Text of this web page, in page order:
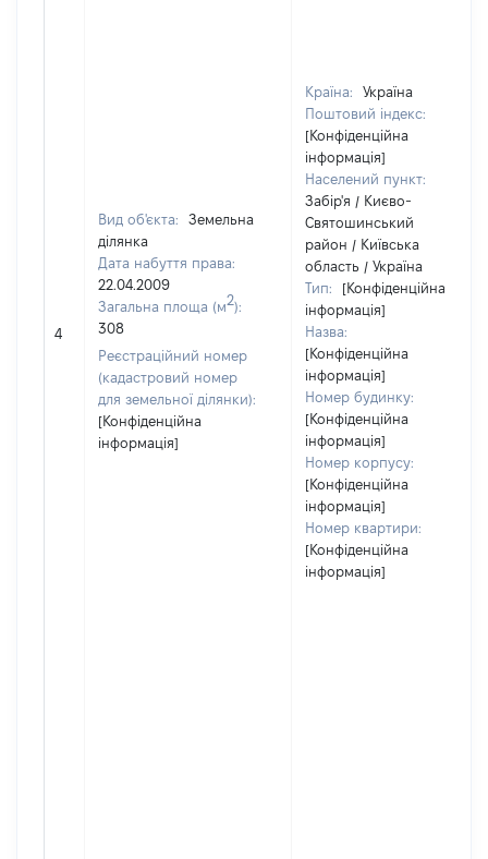
4
Вид об'єкта:
Земельна
ділянка
Дата набуття права:
22.04.2009
Загальна площа (м2):
308
Реєстраційний номер
(кадастровий номер
для земельної ділянки):
[Конфіденційна
інформація]
Країна:
Україна
Поштовий індекс:
[Конфіденційна
інформація]
Населений пункт:
Забір'я / Києво-
Святошинський
район / Київська
область / Україна
Тип:
[Конфіденційна
інформація]
Назва:
[Конфіденційна
інформація]
Номер будинку:
[Конфіденційна
інформація]
Номер корпусу:
[Конфіденційна
інформація]
Номер квартири:
[Конфіденційна
інформація]